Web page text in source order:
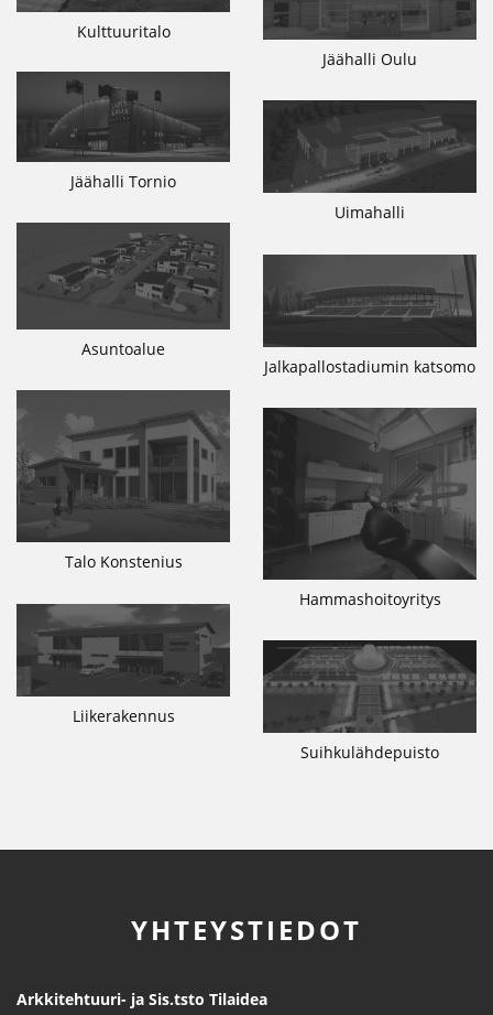
Kulttuuritalo
Jäähalli Oulu
Jäähalli Tornio
Uimahalli
Asuntoalue
Jalkapallostadiumin katsomo
Talo Konstenius
Hammashoitoyritys
Liikerakennus
Suihkulähdepuisto
YHTEYSTIEDOT
Arkkitehtuuri- ja Sis.tsto Tilaidea